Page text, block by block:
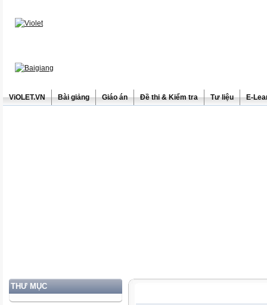
ViOLET.VN Bài giảng Giáo án Đề thi & Kiểm tra Tư liệu E-
THƯ MỤC